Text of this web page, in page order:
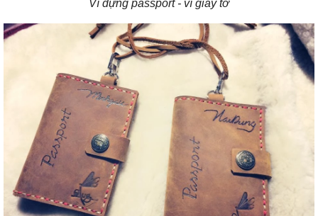
Ví đựng passport - ví giấy tờ